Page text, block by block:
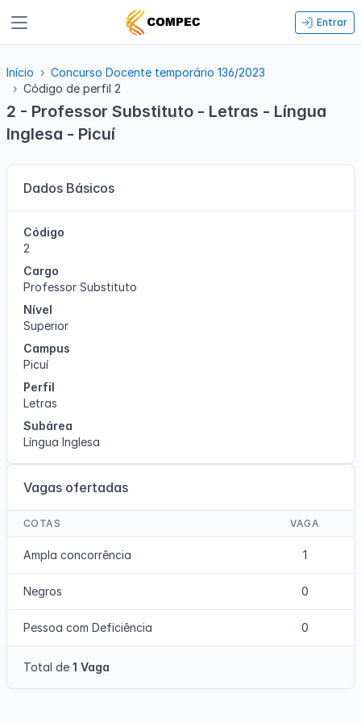
Entrar
Início
Concurso Docente temporário 136/2023
Código de perfil 2
2 - Professor Substituto - Letras - Língua
Inglesa - Picuí
Dados Básicos
Código
2
Cargo
Professor Substituto
Nível
Superior
Campus
Picuí
Perfil
Letras
Subárea
Língua Inglesa
Vagas ofertadas
COTAS VAGA
Ampla concorrência 1
Negros 0
Pessoa com Deficiência 0
Total de 1 Vaga